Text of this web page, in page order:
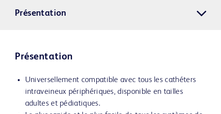
Présentation
Présentation
Universellement compatible avec tous les cathéters
intraveineux périphériques, disponible en tailles
adultes et pédiatiques.